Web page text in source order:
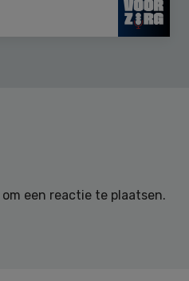
om een reactie te plaatsen.